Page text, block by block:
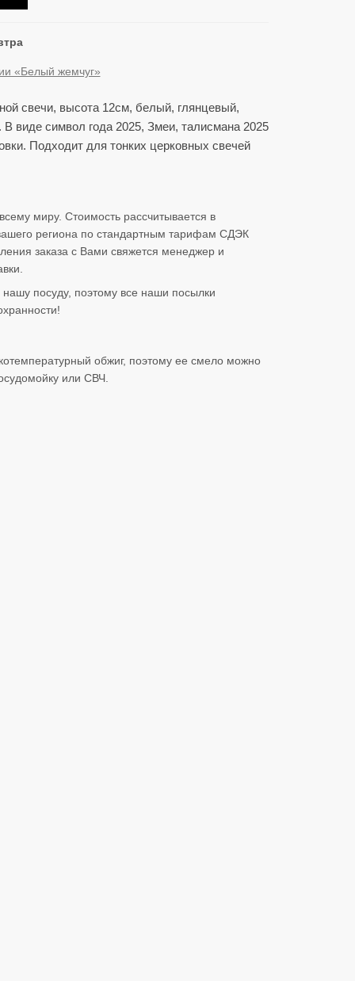
«Белый жемчуг»
свечи, высота 12см, белый, глянцевый,
виде символ года 2025, Змеи, талисмана 2025
Подходит для тонких церковных свечей
миру. Стоимость рассчитывается в
региона по стандартным тарифам СДЭК
заказа с Вами свяжется менеджер и
посуду, поэтому все наши посылки
обжиг, поэтому ее смело можно
или СВЧ.